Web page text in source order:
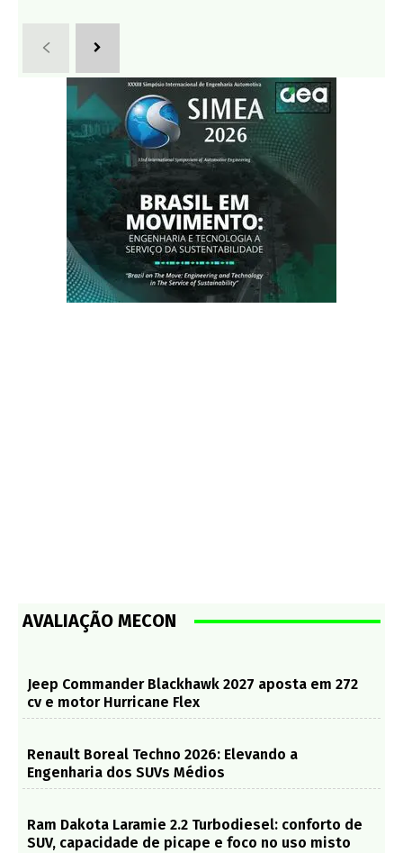
AVALIAÇÃO MECON
Jeep Commander Blackhawk 2027 aposta em 272
cv e motor Hurricane Flex
Renault Boreal Techno 2026: Elevando a
Engenharia dos SUVs Médios
Ram Dakota Laramie 2.2 Turbodiesel: conforto de
SUV, capacidade de picape e foco no uso misto